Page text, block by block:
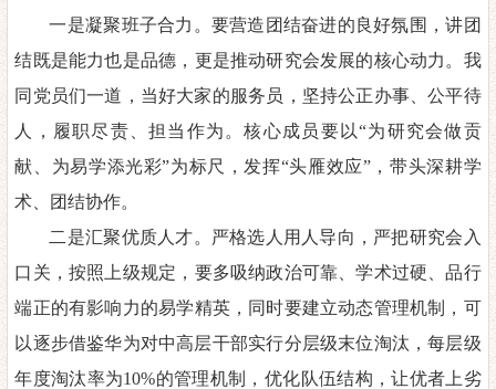
一是凝聚班子合力。要营造团结奋进的良好氛围，讲团
结既是能力也是品德 ， 更是推动研究会发展的核心动力。我
同党员们一道，当好大家的服务员，坚持公正办事、公平待
人，履职尽责、担当作为。核心成员要以“为研究会做贡
献、为易学添光彩”为标尺，发挥“头雁效应”，带头深耕学
术、团结协作。
二是汇聚优质人才。严格选人用人导向，严把研究会入
口关，按照上级规定 ， 要多吸纳政治可靠、学术过硬、品行
端正的有影响力的易学精英，同 时要建立动态管理机制， 可
以逐步借鉴华为对中高层干部实行分层级末位淘汰，每层级
年度淘汰率为10%的管理机制， 优化队伍结构，让优者上劣